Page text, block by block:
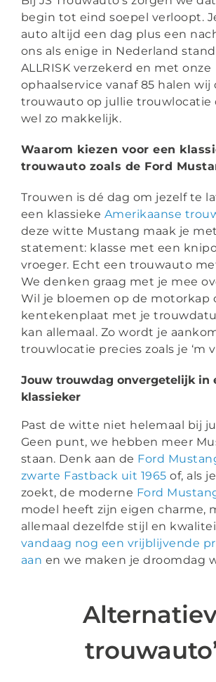
begin tot eind soepel verloopt.
auto altijd een dag plus een
ons als enige in Nederland
ALLRISK verzekerd en met onze
ophaalservice vanaf 85 halen wij
trouwauto op jullie trouwlocatie
wel zo makkelijk.
Waarom kiezen voor een
trouwauto zoals de Ford
Trouwen is dé dag om jezelf te
een klassieke Amerikaanse
deze witte Mustang maak je
statement: klasse met een
vroeger. Echt een trouwauto
We denken graag met je mee
Wil je bloemen op de motorkap
kentekenplaat met je
kan allemaal. Zo wordt je
trouwlocatie precies zoals je ‘m
Jouw trouwdag onvergetelijk in
klassieker
Past de witte niet helemaal bij
Geen punt, we hebben meer
staan. Denk aan de Ford
zwarte Fastback uit 1965 of, als
zoekt, de moderne Ford
model heeft zijn eigen charme,
allemaal dezelfde stijl en
vandaag nog een vrijblijvende
aan en we maken je droomdag